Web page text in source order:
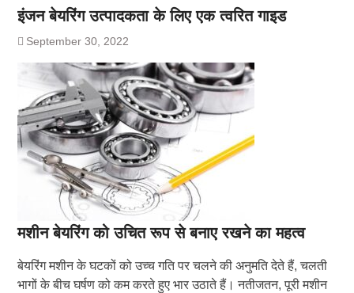
इंजन बेयरिंग उत्पादकता के लिए एक त्वरित गाइड
September 30, 2022
मशीन बेयरिंग को उचित रूप से बनाए रखने का महत्व
बेयरिंग मशीन के घटकों को उच्च गति पर चलने की अनुमति देते हैं, चलती
भागों के बीच घर्षण को कम करते हुए भार उठाते हैं। नतीजतन, पूरी मशीन